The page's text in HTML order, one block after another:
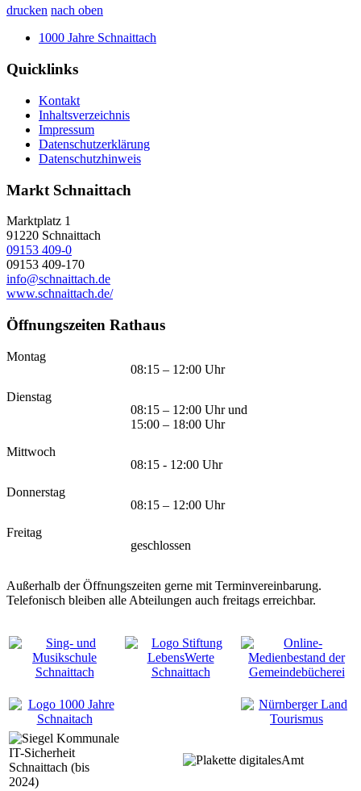
drucken nach oben
1000 Jahre Schnaittach
Quicklinks
Kontakt
Inhaltsverzeichnis
Impressum
Datenschutzerklärung
Datenschutzhinweis
Markt Schnaittach
Marktplatz 1
91220 Schnaittach
09153 409-0
09153 409-170
info@schnaittach.de
www.schnaittach.de/
Öffnungszeiten Rathaus
Montag
08:15 – 12:00 Uhr
Dienstag
08:15 – 12:00 Uhr und
15:00 – 18:00 Uhr
Mittwoch
08:15 - 12:00 Uhr
Donnerstag
08:15 – 12:00 Uhr
Freitag
geschlossen
Außerhalb der Öffnungszeiten gerne mit Terminvereinbarung.
Telefonisch bleiben alle Abteilungen auch freitags erreichbar.